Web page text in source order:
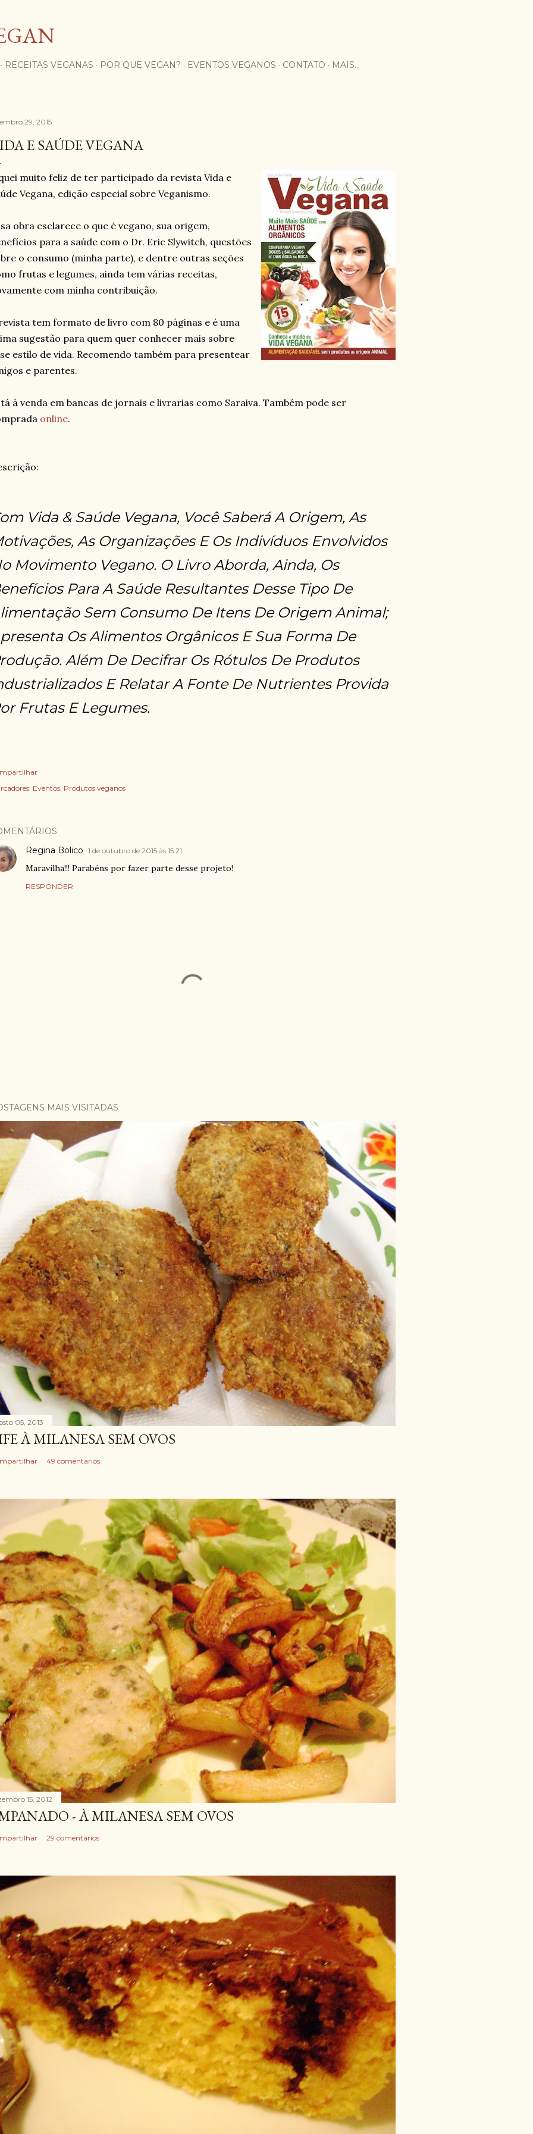
RECEITAS VEGANAS POR QUE VEGAN? EVENTOS VEGANOS CONTATO MAIS…
29, 2015
E SAÚDE VEGANA
muito feliz de ter participado da revista Vida e
Vegana, edição especial sobre Veganismo.
obra esclarece o que é vegano, sua origem,
para a saúde com o Dr. Eric Slywitch, questões
o consumo (minha parte), e dentre outras seções
frutas e legumes, ainda tem várias receitas,
com minha contribuição.
tem formato de livro com 80 páginas e é uma
sugestão para quem quer conhecer mais sobre
estilo de vida. Recomendo também para presentear
e parentes.
à venda em bancas de jornais e livrarias como Saraiva. Também pode ser
online.
Vida & Saúde Vegana, Você Saberá A Origem, As
As Organizações E Os Indivíduos Envolvidos
Movimento Vegano. O Livro Aborda, Ainda, Os
Para A Saúde Resultantes Desse Tipo De
Sem Consumo De Itens De Origem Animal;
Os Alimentos Orgânicos E Sua Forma De
Além De Decifrar Os Rótulos De Produtos
E Relatar A Fonte De Nutrientes Provida
Frutas E Legumes.
Eventos Produtos veganos
Regina Bolico 1 de outubro de 2015 às 15:21
Maravilha!!! Parabéns por fazer parte desse projeto!
RESPONDER
MAIS VISITADAS
05, 2013
À MILANESA SEM OVOS
49 comentários
15, 2012
- À MILANESA SEM OVOS
29 comentários